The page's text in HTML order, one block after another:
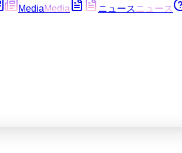
MediaMedia ニュース ニュース